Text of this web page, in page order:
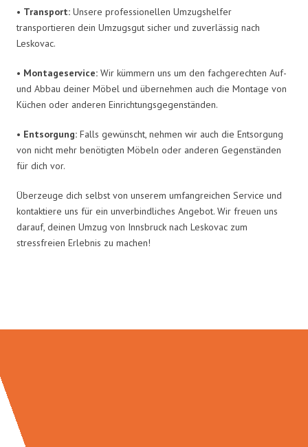
• Transport: Unsere professionellen Umzugshelfer
transportieren dein Umzugsgut sicher und zuverlässig nach
Leskovac.
• Montageservice: Wir kümmern uns um den fachgerechten Auf-
und Abbau deiner Möbel und übernehmen auch die Montage von
Küchen oder anderen Einrichtungsgegenständen.
• Entsorgung: Falls gewünscht, nehmen wir auch die Entsorgung
von nicht mehr benötigten Möbeln oder anderen Gegenständen
für dich vor.
Überzeuge dich selbst von unserem umfangreichen Service und
kontaktiere uns für ein unverbindliches Angebot. Wir freuen uns
darauf, deinen Umzug von Innsbruck nach Leskovac zum
stressfreien Erlebnis zu machen!